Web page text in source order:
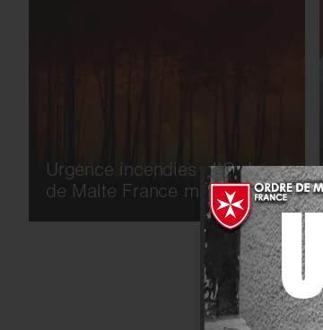
Urgence incendies : l’Ordre
de Malte France mobilisé